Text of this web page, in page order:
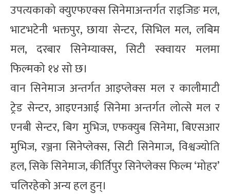
उपत्यकाको क्युएफएक्स सिनेमाअन्तर्गत राइजिङ मल,
भाटभटेनी भक्तपुर, छाया सेन्टर, सिभिल मल, लबिम
मल, दरबार सिनेम्याक्स, सिटी स्क्वायर मलमा
फिल्मको १४ सो छ।
वान सिनेमाज अन्तर्गत आइप्लेक्स मल र कालीमाटी
ट्रेड सेन्टर, आइएनआई सिनेमा अन्तर्गत लोत्से मल र
एनबी सेन्टर, बिग मुभिज, एफक्युब सिनेमा, बिएसआर
मुभिज, रञ्जना सिनेप्लेक्स, सिटी सिनेमाज, विश्वज्योति
हल, सिके सिनेमाज, कीर्तिपुर सिनेप्लेक्स फिल्म ‘मोहर’
चलिरहेको अन्य हल हुन्।